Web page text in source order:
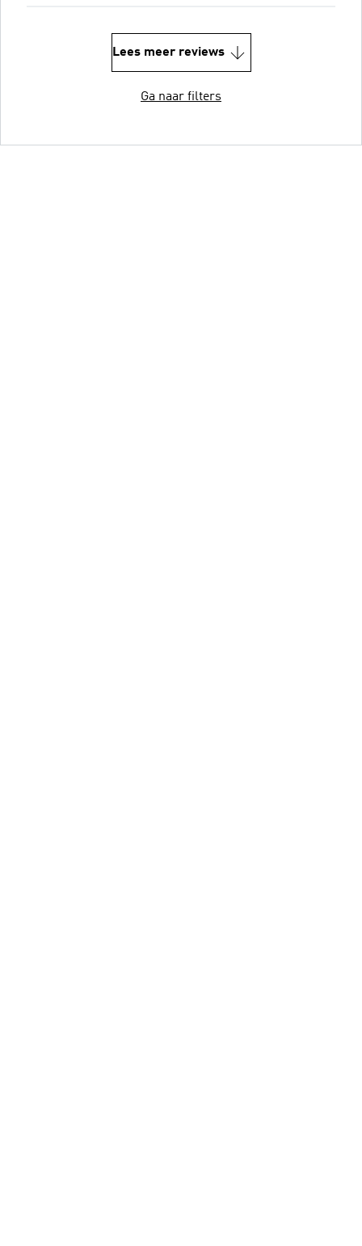
Lees meer reviews
Ga naar filters